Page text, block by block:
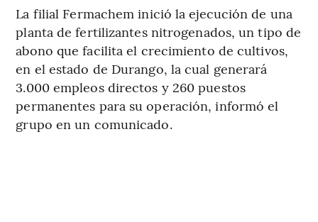
La filial Fermachem inició la ejecución de una
planta de fertilizantes nitrogenados, un tipo de
abono que facilita el crecimiento de cultivos,
en el estado de Durango, la cual generará
3.000 empleos directos y 260 puestos
permanentes para su operación, informó el
grupo en un comunicado.